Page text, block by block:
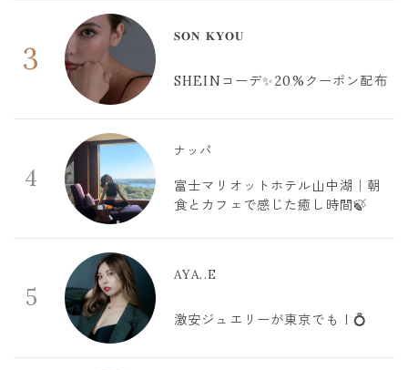
3
𝐒𝐎𝐍 𝐊𝐘𝐎𝐔
SHEINコーデ✨20%クーポン配布
4
ナッパ
富士マリオットホテル山中湖｜朝
食とカフェで感じた癒し時間🍃
5
AYA..E
激安ジュエリーが東京でも！💍